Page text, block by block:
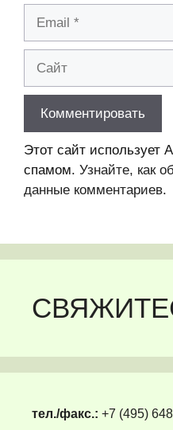
Этот сайт использует
спамом. Узнайте, как
данные комментариев.
тел./факс.: +7 (495)